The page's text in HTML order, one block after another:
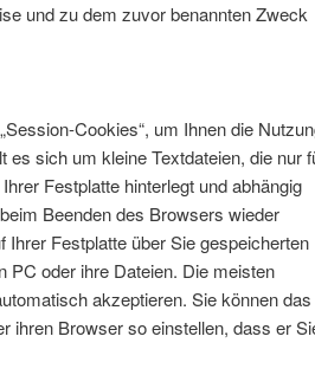
und zu dem zuvor benannten Zweck
Cookies“, um Ihnen die
es sich um kleine Textdateien, die nur
Festplatte hinterlegt und abhängig
Beenden des Browsers wieder
Festplatte über Sie gespeicherten
PC oder ihre Dateien. Die meisten
akzeptieren. Sie können das
ihren Browser so einstellen, dass er